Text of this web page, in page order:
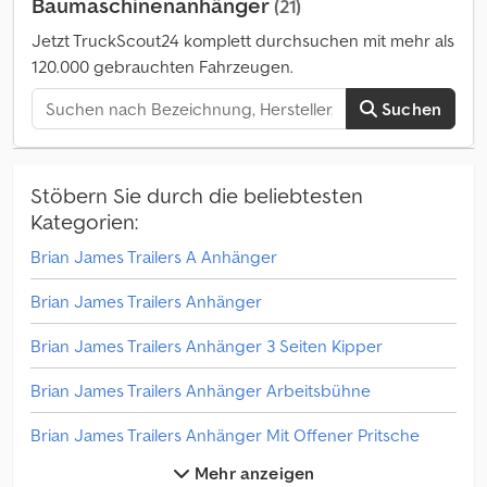
(21)
Jetzt TruckScout24 komplett durchsuchen mit mehr als
120.000 gebrauchten Fahrzeugen.
Suchen
Stöbern Sie durch die beliebtesten
Kategorien:
Brian James Trailers A Anhänger
Brian James Trailers Anhänger
Brian James Trailers Anhänger 3 Seiten Kipper
Brian James Trailers Anhänger Arbeitsbühne
Brian James Trailers Anhänger Mit Offener Pritsche
Brian James Trailers Anhänger Pritsche & Plane
Mehr anzeigen